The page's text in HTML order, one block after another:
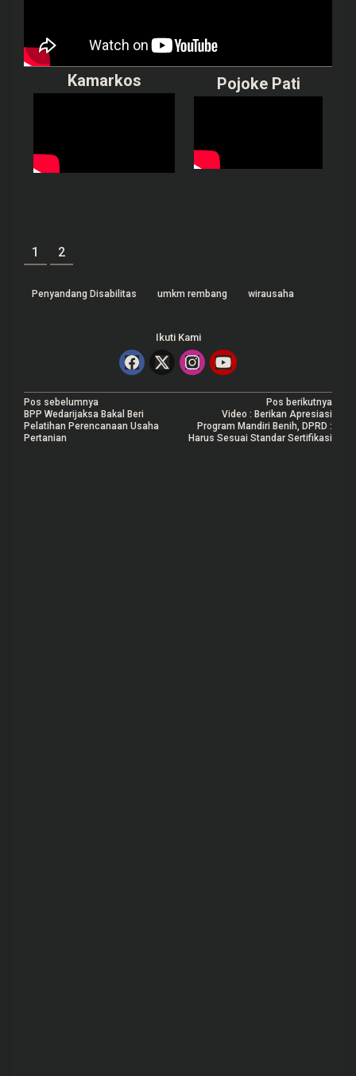
Kamarkos Pojoke Pati
1 2
Penyandang Disabilitas umkm rembang wirausaha
Ikuti Kami
N
a
Pos sebelumnya
BPP Wedarijaksa Bakal Beri
Pelatihan Perencanaan Usaha
Pertanian
Pos berikutnya
Video : Berikan Apresiasi
Program Mandiri Benih, DPRD :
Harus Sesuai Standar Sertifikasi